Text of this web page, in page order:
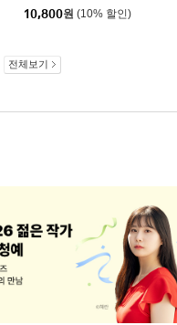
10,800원 (10% 할인)
전체보기